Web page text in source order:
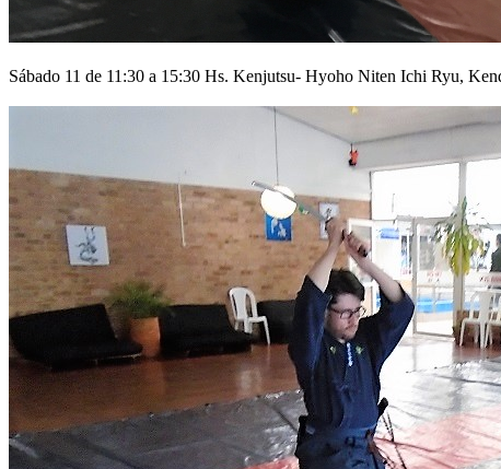
Sábado 11 de 11:30 a 15:30 Hs. Kenjutsu- Hyoho Niten Ichi Ryu,